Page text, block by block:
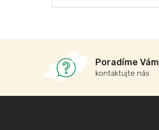
Poradíme Vám
kontaktujte nás